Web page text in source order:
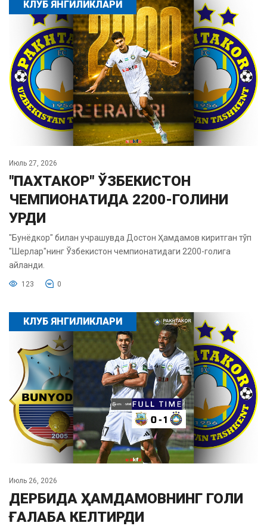
КЛУБ ЯНГИЛИКЛАРИ
Июль 27, 2026
"ПАХТАКОР" ЎЗБЕКИСТОН
ЧЕМПИОНАТИДА 2200-ГОЛИНИ
УРДИ
"Бунёдкор" билан учрашувда Достон Ҳамдамов киритган тўп
"Шерлар"нинг Ўзбекистон чемпионатидаги 2200-голига
айланди.
123 0
КЛУБ ЯНГИЛИКЛАРИ
Июль 26, 2026
ДЕРБИДА ҲАМДАМОВНИНГ ГОЛИ
ҒАЛАБА КЕЛТИРДИ